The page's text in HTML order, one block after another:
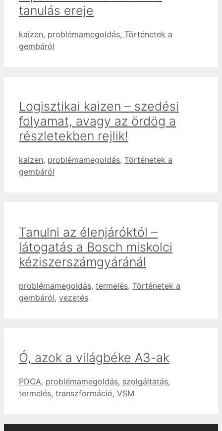
tanulás ereje
Címkék
kaizen, problémamegoldás, Történetek a
gembáról
Logisztikai kaizen – szedési
folyamat, avagy az ördög a
részletekben rejlik!
Címkék
kaizen, problémamegoldás, Történetek a
gembáról
Tanulni az élenjáróktól –
látogatás a Bosch miskolci
kéziszerszámgyáránál
Címkék
problémamegoldás, termelés, Történetek a
gembáról, vezetés
Ó, azok a világbéke A3-ak
Címkék
PDCA, problémamegoldás, szolgáltatás,
termelés, transzformáció, VSM